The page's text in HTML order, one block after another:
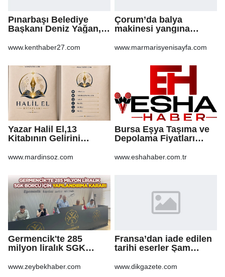
Pınarbaşı Belediye
Başkanı Deniz Yağan,
www.kenthaber27.com
Çorum’da balya
makinesi yangına
anız küle döndü
www.marmarisyenisayfa.com
Yazar Halil El,13
Kitabının Gelirini
www.mardinsoz.com
Bursa Eşya Taşıma ve
Depolama Fiyatları
İçin Bilinmesi
www.eshahaber.com.tr
Germencik'te 285
milyon liralık SGK
kararı
www.zeybekhaber.com
Fransa’dan iade edilen
tarihi eserler Şam
www.dikgazete.com